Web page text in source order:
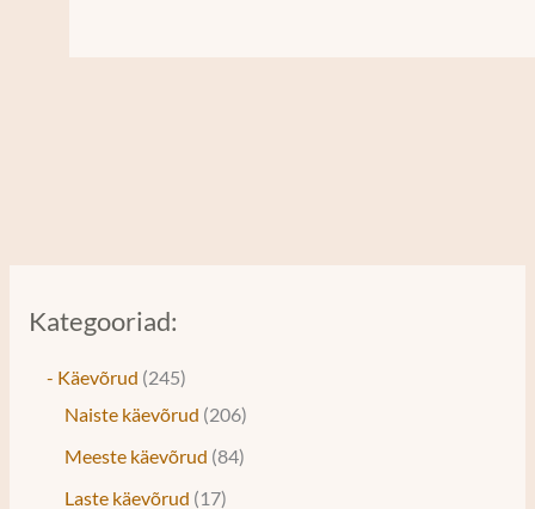
Kategooriad:
- Käevõrud 245
Naiste käevõrud 206
Meeste käevõrud 84
Laste käevõrud
17